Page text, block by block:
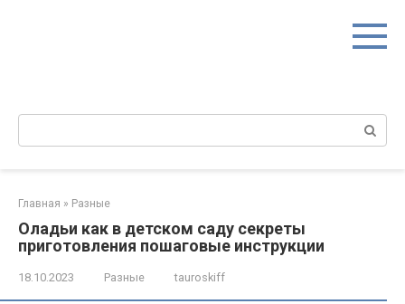
Поиск:
Главная » Разные
Оладьи как в детском саду секреты
приготовления пошаговые инструкции
18.10.2023 Разные tauroskiff